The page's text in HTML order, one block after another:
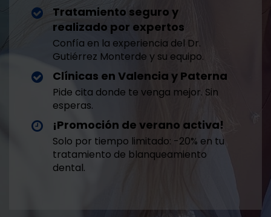
Tratamiento seguro y
realizado por expertos
Confía en la experiencia del Dr.
Gutiérrez Monterde y su equipo.
Clínicas en Valencia y Paterna
Pide cita donde te venga mejor. Sin
esperas.
¡Promoción de verano activa!
Solo por tiempo limitado: -20% en tu
tratamiento de blanqueamiento
dental.